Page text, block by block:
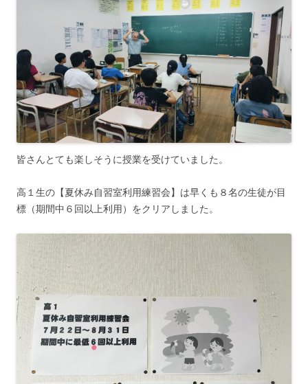
皆さんとても楽しそうに授業を受けていました。
高１生の【夏休み自習室利用練習会】は早くも８名の生徒が目
標（期間中６回以上利用）をクリアしました。